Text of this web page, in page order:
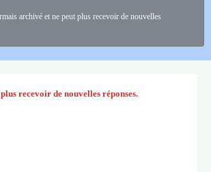
archivé et ne peut plus recevoir de nouvelles
recevoir de nouvelles réponses.